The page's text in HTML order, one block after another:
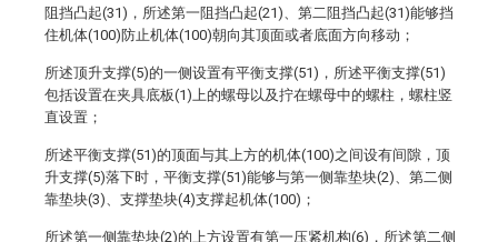
阻挡凸起(31)，所述第一阻挡凸起(21)、第二阻挡凸起(31)能够挡
住机体(100)防止机体(100)朝向其顶面或者底面方向移动；
所述顶升支撑(5)的一侧设置有平衡支撑(51)，所述平衡支撑(51)
包括设置在夹具底板(1)上的螺母以及拧在螺母中的螺柱，螺柱竖
直设置；
所述平衡支撑(51)的顶面与其上方的机体(100)之间设有间隙，顶
升支撑(5)落下时，平衡支撑(51)能够与第一侧靠垫块(2)、第二侧
靠垫块(3)、支撑垫块(4)支撑起机体(100)；
所述第一侧靠垫块(2)的上方设置有第一压紧机构(6)，所述第二侧